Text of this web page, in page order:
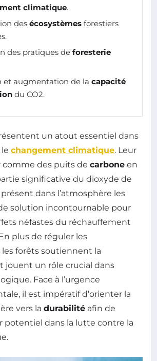
climatique.
des écosystèmes forestiers
des pratiques de foresterie
et augmentation de la capacité
du CO2.
un atout essentiel dans
changement climatique. Leur
comme des puits de carbone en
significative du dioxyde de
présent dans l’atmosphère les
solution incontournable pour
néfastes du réchauffement
plus de réguler les
forêts soutiennent la
jouent un rôle crucial dans
Face à l’urgence
il est impératif d’orienter la
vers la durabilité afin de
potentiel dans la lutte contre la